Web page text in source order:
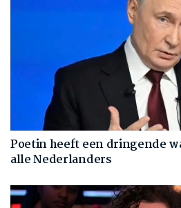
Poetin heeft een dringende
alle Nederlanders